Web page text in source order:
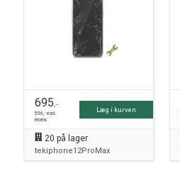
695,-
556,- excl.
moms
Læg i kurven
20 på lager
tekiphone12ProMax